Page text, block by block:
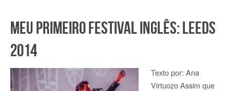
Meu primeiro festival inglês: Leeds
2014
Texto por: Ana
Virtuozo Assim que